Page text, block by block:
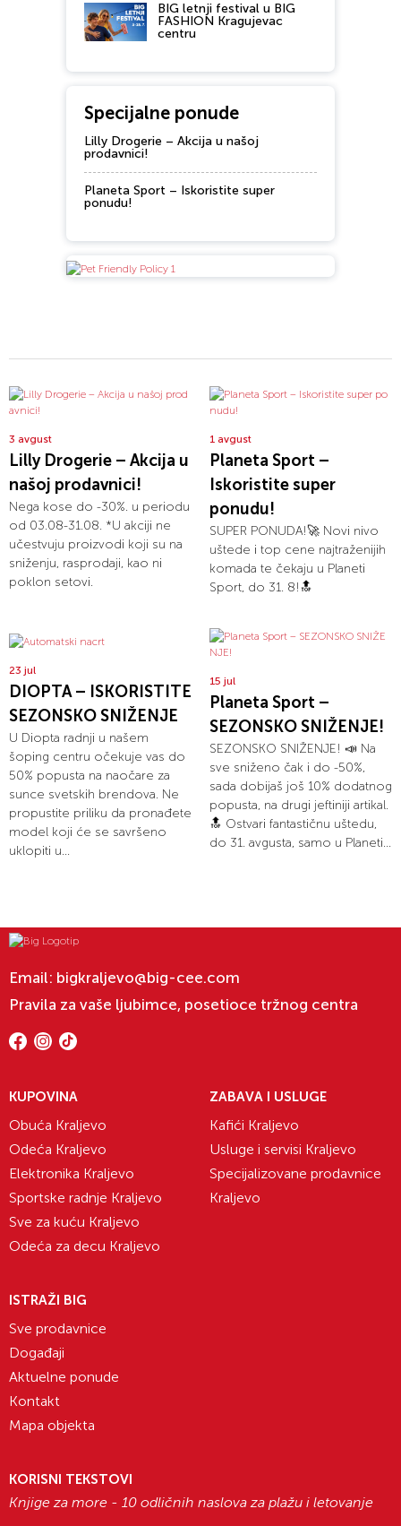
BIG letnji festival u BIG
FASHION Kragujevac
centru
Specijalne ponude
Lilly Drogerie – Akcija u našoj
prodavnici!
Planeta Sport – Iskoristite super
ponudu!
3 avgust
Lilly Drogerie – Akcija u
našoj prodavnici!
Nega kose do -30%. u periodu
od 03.08-31.08. *U akciji ne
učestvuju proizvodi koji su na
sniženju, rasprodaji, kao ni
poklon setovi.
1 avgust
Planeta Sport –
Iskoristite super
ponudu!
SUPER PONUDA!🚀 Novi nivo
uštede i top cene najtraženijih
komada te čekaju u Planeti
Sport, do 31. 8!🔝
23 jul
DIOPTA – ISKORISTITE
SEZONSKO SNIŽENJE
U Diopta radnji u našem
šoping centru očekuje vas do
50% popusta na naočare za
sunce svetskih brendova. Ne
propustite priliku da pronađete
model koji će se savršeno
uklopiti u...
15 jul
Planeta Sport –
SEZONSKO SNIŽENJE!
SEZONSKO SNIŽENJE! 📣 Na
sve sniženo čak i do -50%,
sada dobijaš još 10% dodatnog
popusta, na drugi jeftiniji artikal.
🔝 Ostvari fantastičnu uštedu,
do 31. avgusta, samo u Planeti...
Email: bigkraljevo@big-cee.com
Pravila za vaše ljubimce, posetioce tržnog centra
KUPOVINA
Obuća Kraljevo
Odeća Kraljevo
Elektronika Kraljevo
Sportske radnje Kraljevo
Sve za kuću Kraljevo
Odeća za decu Kraljevo
ZABAVA I USLUGE
Kafići Kraljevo
Usluge i servisi Kraljevo
Specijalizovane prodavnice
Kraljevo
ISTRAŽI BIG
Sve prodavnice
Događaji
Aktuelne ponude
Kontakt
Mapa objekta
KORISNI TEKSTOVI
Knjige za more - 10 odličnih naslova za plažu i letovanje